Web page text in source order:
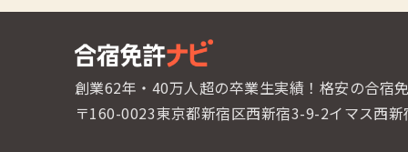
創業62年・40万人超の卒業生実績！ 格安の合宿
〒160-0023東京都新宿区西新宿3-9-2イマス西